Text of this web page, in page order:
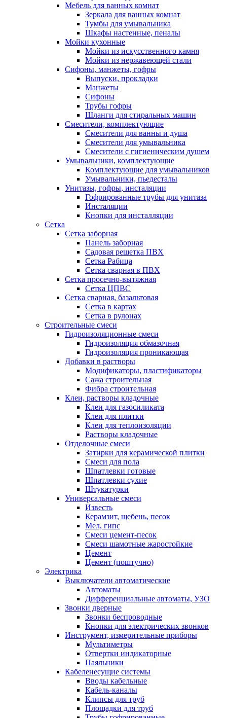
Мебель для ванных комнат
Зеркала для ванных комнат
Тумбы для умывальника
Шкафы настенные, пеналы
Мойки кухонные
Мойки из искусственного камня
Мойки из нержавеющей стали
Сифоны, манжеты, гофры
Выпуски, прокладки
Манжеты
Сифоны
Трубы гофры
Шланги для стиральных машин
Смесители, комплектующие
Смесители для ванны и душа
Смесители для умывальника
Смесители с гигиеническим душем
Умывальники, комплектующие
Комплектующие для умывальников
Умывальники, пьедесталы
Унитазы, гофры, инсталяции
Гофрированные трубы для унитаза
Инсталяции
Кнопки для инсталляции
Сетка
Сетка заборная
Панель заборная
Садовая решетка ПВХ
Сетка Рабица
Сетка сварная в ПВХ
Сетка просечно-вытяжная
Сетка ЦПВС
Сетка сварная, базальтовая
Сетка в картах
Сетка в рулонах
Строительные смеси
Гидроизоляционные смеси
Гидроизоляция обмазочная
Гидроизоляция проникающая
Добавки в растворы
Модификаторы, пластификаторы
Сажа строительная
Фибра строительная
Клеи, растворы кладочные
Клеи для газосиликата
Клеи для плитки
Клеи для теплоизоляции
Растворы кладочные
Отделочные смеси
Затирки для керамической плитки
Смеси для пола
Шпатлевки готовые
Шпатлевки сухие
Штукатурки
Универсальные смеси
Известь
Керамзит, щебень, песок
Мел, гипс
Смеси цемент-песок
Смеси шамотные жаростойкие
Цемент
Цемент (поштучно)
Электрика
Выключатели автоматические
Автоматы
Дифференциальные автоматы, УЗО
Звонки дверные
Звонки беспроводные
Кнопки для электрических звонков
Инструмент, измерительные приборы
Мультиметры
Отвертки индикаторные
Паяльники
Кабеленесущие системы
Вводы кабельные
Кабель-каналы
Клипсы для труб
Площадки для труб